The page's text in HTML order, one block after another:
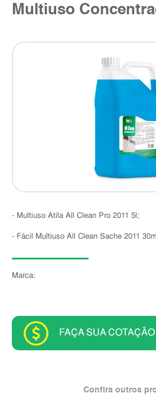
Multiuso
- Multiuso Atila All Clean Pro 2011 5l;
- Fácil Multiuso All Clean Sache 2011
Marca:
FAÇA SUA COTAÇÃO
Confira outros